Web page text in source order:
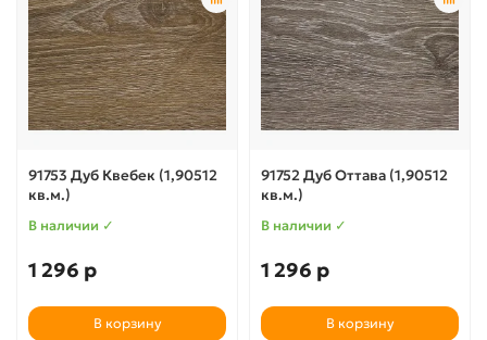
91753 Дуб Квебек (1,90512
кв.м.)
В наличии ✓
1 296 р
В корзину
91752 Дуб Оттава (1,90512
кв.м.)
В наличии ✓
1 296 р
В корзину